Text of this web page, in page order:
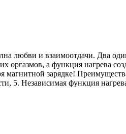
любви и взаимоотдачи. Два
а функция нагрева
зарядке!
5. Независимая функция